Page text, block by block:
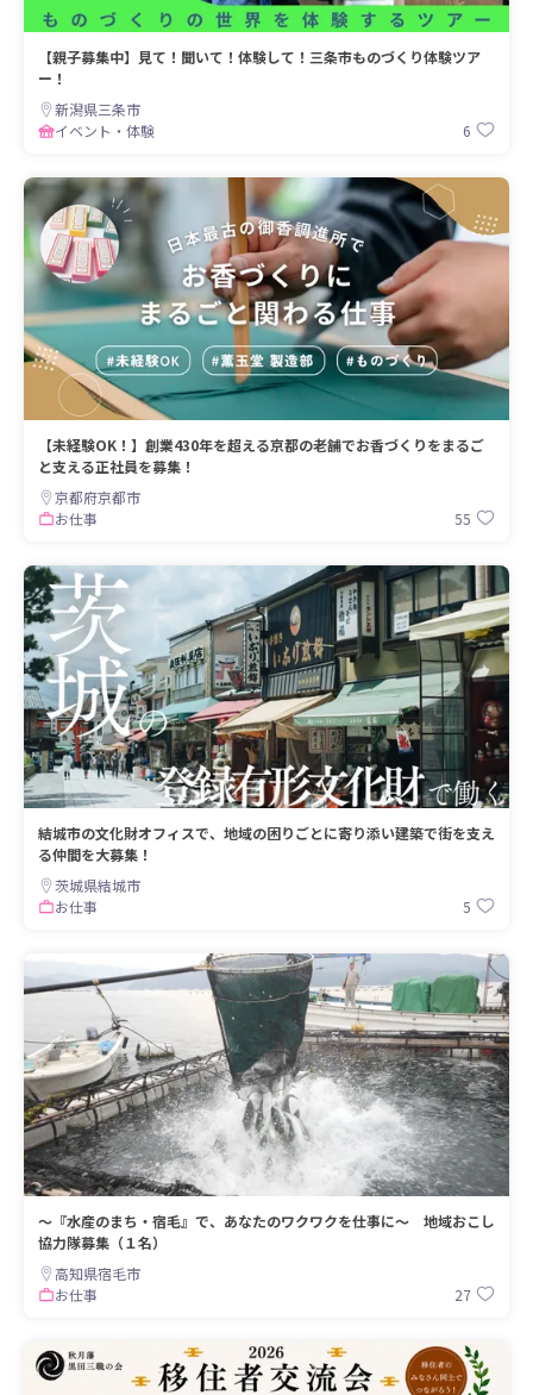
【親子募集中】見て！聞いて！体験して！三条市ものづくり体験ツア
ー！
新潟県三条市
イベント・体験
6
【未経験OK！】創業430年を超える京都の老舗でお香づくりをまるご
と支える正社員を募集！
京都府京都市
お仕事
55
結城市の文化財オフィスで、地域の困りごとに寄り添い建築で街を支え
る仲間を大募集！
茨城県結城市
お仕事
5
～『水産のまち・宿毛』で、あなたのワクワクを仕事に～ 地域おこし
協力隊募集（１名）
高知県宿毛市
お仕事
27